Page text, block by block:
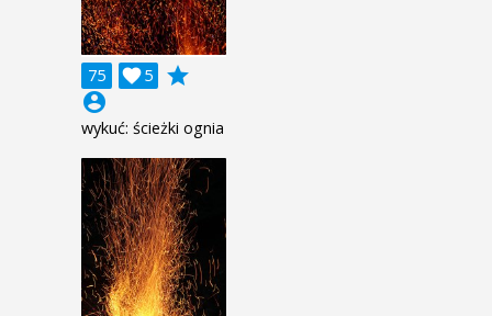
75 5

grade
account_circle
wykuć: ścieżki ognia